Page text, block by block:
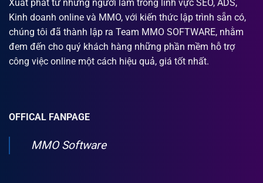
Xuất phát từ những người làm trong lĩnh vực SEO, ADS,
Kinh doanh online và MMO, với kiến thức lập trình sẵn có,
chúng tôi đã thành lập ra Team MMO SOFTWARE, nhằm
đem đến cho quý khách hàng những phần mềm hỗ trợ
công việc online một cách hiệu quả, giá tốt nhất.
OFFICAL FANPAGE
MMO Software